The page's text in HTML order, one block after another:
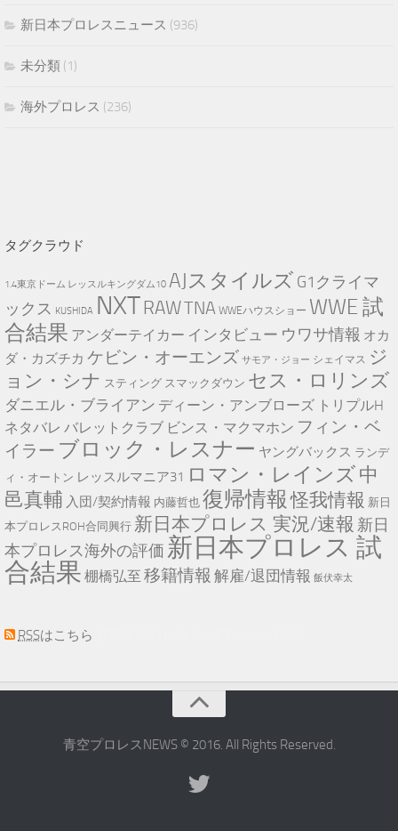
新日本プロレスニュース (936)
未分類 (1)
海外プロレス (236)
タグクラウド
1.4東京ドーム レッスルキングダム10 AJスタイルズ G1クライマ
ックス KUSHIDA NXT RAWTNA WWEハウスショー WWE 試
合結果 アンダーテイカー インタビュー ウワサ情報 オカ
ダ・カズチカ ケビン・オーエンズ サモア・ジョー シェイマス ジ
ョン・シナ スティング スマックダウン セス・ロリンズ
ダニエル・ブライアン ディーン・アンブローズ トリプルH
ネタバレ バレットクラブ ビンス・マクマホン フィン・ベ
イラー ブロック・レスナー ヤングバックス ランデ
ィ・オートン レッスルマニア31 ロマン・レインズ中
邑真輔 入団/契約情報 内藤哲也 復帰情報 怪我情報 新日
本プロレスROH合同興行 新日本プロレス 実況/速報 新日
本プロレス海外の評価 新日本プロレス 試
合結果 棚橋弘至 移籍情報 解雇/退団情報 飯伏幸太
RSSはこちら
青空プロレスNEWS © 2016. All Rights Reserved.